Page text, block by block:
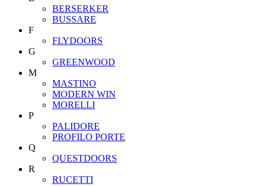
BERSERKER
BUSSARE
F
FLYDOORS
G
GREENWOOD
M
MASTINO
MODERN WIN
MORELLI
P
PALIDORE
PROFILO PORTE
Q
QUESTDOORS
R
RUCETTI